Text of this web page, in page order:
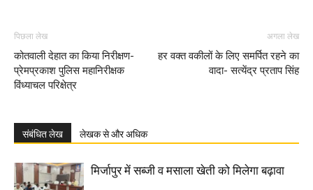
पिछला लेख
कोतवाली देहात का किया निरीक्षण-
प्रेमप्रकाश पुलिस महानिरीक्षक
विंध्याचल परिक्षेत्र
अगला लेख
हर वक्त वकीलों के लिए समर्पित रहने का
वादा- सत्येंद्र प्रताप सिंह
संबंधित लेख लेखक से और अधिक
मिर्जापुर में सब्जी व मसाला खेती को मिलेगा बढ़ावा